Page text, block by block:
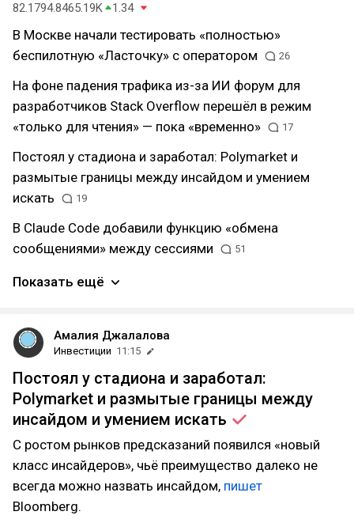
82.1794.8465.19K 1.34
В Москве начали тестировать «полностью»
беспилотную «Ласточку» с оператором
26
На фоне падения трафика из-за ИИ форум для
разработчиков Stack Overflow перешёл в режим
«только для чтения» — пока «временно»
17
Постоял у стадиона и заработал: Polymarket и
размытые границы между инсайдом и умением
искать
19
В Claude Code добавили функцию «обмена
сообщениями» между сессиями
51
Показать ещё
Амалия Джалалова
Инвестиции 11:15
Постоял у стадиона и заработал:
Polymarket и размытые границы между
инсайдом и умением искать
С ростом рынков предсказаний появился «новый
класс инсайдеров», чьё преимущество далеко не
всегда можно назвать инсайдом, пишет
Bloomberg.